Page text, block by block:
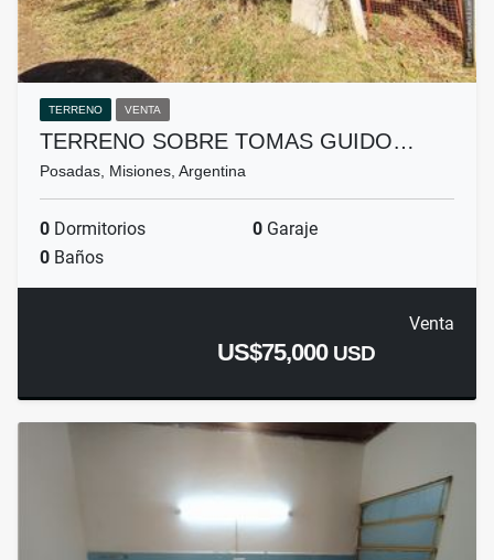
TERRENO VENTA
TERRENO SOBRE TOMAS GUIDO…
Posadas, Misiones, Argentina
0 Dormitorios 0 Garaje
0 Baños
Venta
US$75,000 USD